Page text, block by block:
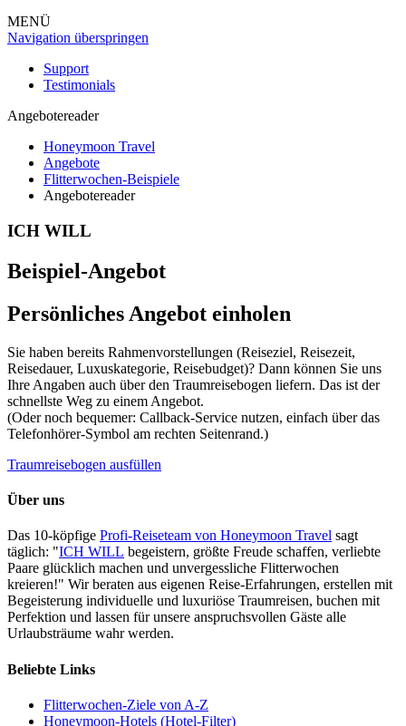
MENÜ
Navigation überspringen
Support
Testimonials
Angebotereader
Honeymoon Travel
Angebote
Flitterwochen-Beispiele
Angebotereader
ICH WILL
Beispiel-Angebot
Persönliches Angebot einholen
Sie haben bereits Rahmenvorstellungen (Reiseziel, Reisezeit,
Reisedauer, Luxuskategorie, Reisebudget)? Dann können Sie uns
Ihre Angaben auch über den Traumreisebogen liefern. Das ist der
schnellste Weg zu einem Angebot.
(Oder noch bequemer: Callback-Service nutzen, einfach über das
Telefonhörer-Symbol am rechten Seitenrand.)
Traumreisebogen ausfüllen
Über uns
Das 10-köpfige Profi-Reiseteam von Honeymoon Travel sagt
täglich: "ICH WILL begeistern, größte Freude schaffen, verliebte
Paare glücklich machen und unvergessliche Flitterwochen
kreieren!" Wir beraten aus eigenen Reise-Erfahrungen, erstellen mit
Begeisterung individuelle und luxuriöse Traumreisen, buchen mit
Perfektion und lassen für unsere anspruchsvollen Gäste alle
Urlaubsträume wahr werden.
Beliebte Links
Flitterwochen-Ziele von A-Z
Honeymoon-Hotels (Hotel-Filter)